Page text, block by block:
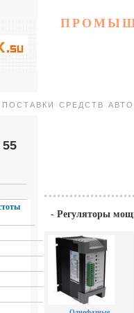
средств
55
- Регуляторы